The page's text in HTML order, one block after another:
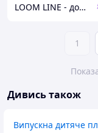
LOOM LINE - домашній одяг для всієї сім'ї
1
Дивись також
Випускна дитяче